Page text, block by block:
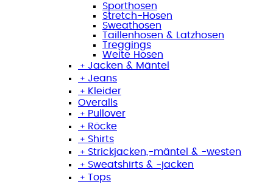
Sporthosen
Stretch-Hosen
Sweathosen
Taillenhosen & Latzhosen
Treggings
Weite Hosen
﹢ Jacken & Mäntel
﹢ Jeans
﹢ Kleider
Overalls
﹢ Pullover
﹢ Röcke
﹢ Shirts
﹢ Strickjacken,-mäntel & -westen
﹢ Sweatshirts & -jacken
﹢ Tops